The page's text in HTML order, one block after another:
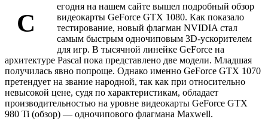
С
егодня на нашем сайте вышел подробный обзор
видеокарты GeForce GTX 1080. Как показало
тестирование, новый флагман NVIDIA стал
самым быстрым одночиповым 3D-ускорителем
для игр. В тысячной линейке GeForce на
архитектуре Pascal пока представлено две модели. Младшая
получилась явно попроще. Однако именно GeForce GTX 1070
претендует на звание народной, так как при относительно
невысокой цене, судя по характеристикам, обладает
производительностью на уровне видеокарты GeForce GTX
980 Ti (обзор) — одночипового флагмана Maxwell.